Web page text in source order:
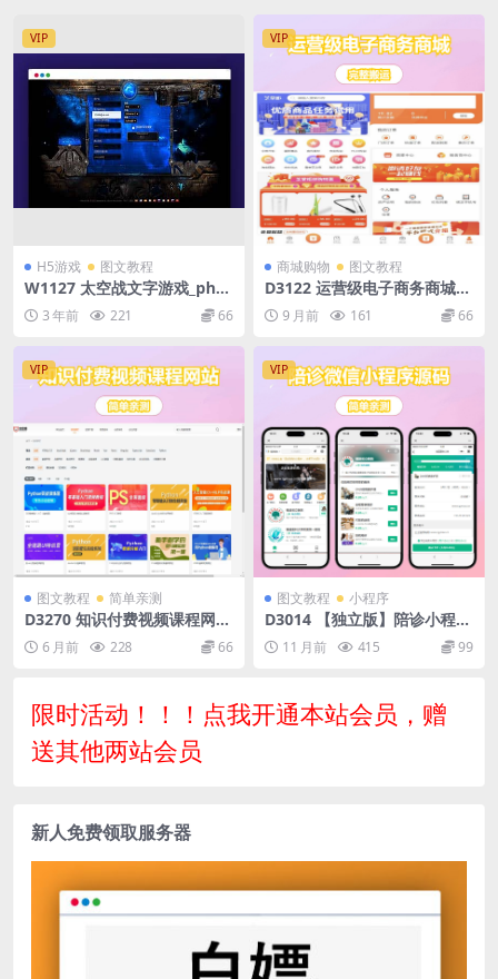
VIP
H5游戏 图文教程
W1127 太空战文字游戏_php
网页太空战略游戏《xnova-o
ne》源码_Linux学习手工端
3 年前 221 66
VIP
商城购物 图文教程
D3122 运营级电子商务商城P
HP源码 H5+微信小程序+安卓
客户端
9 月前 161 66
VIP
图文教程 简单亲测
D3270 知识付费视频课程网站
｜全网精品课程资源下载平台
｜知识付费课程网站搭建
6 月前 228 66
VIP
图文教程 小程序
D3014 【独立版】陪诊小程
序/医院陪诊/全开源嘀嗒陪诊
源码/原生微信小程序/代排队
11 月前 415 99
限时活动！！！点我开通本站会员，赠
送其他两站会员
新人免费领取服务器